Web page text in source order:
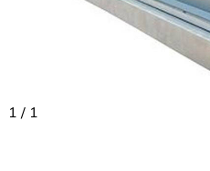
1 / 1